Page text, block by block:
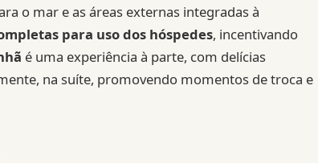
o mar e as áreas externas integradas à
para uso dos hóspedes, incentivando
é uma experiência à parte, com delícias
na suíte, promovendo momentos de troca e